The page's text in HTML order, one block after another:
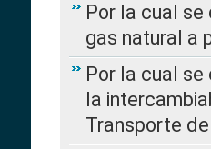
Por la cual
gas natural a
Por la cual
la
Transporte